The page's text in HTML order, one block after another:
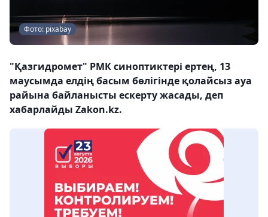
Фото: pixabay
"Қазгидромет" РМК синоптиктері ертең, 13
маусымда елдің басым бөлігінде қолайсыз ауа
райына байланысты ескерту жасады, деп
хабарлайды Zakon.kz.